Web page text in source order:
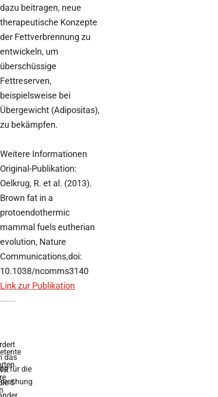
dazu beitragen, neue
therapeutische Konzepte
der Fettverbrennung zu
entwickeln, um
überschüssige
Fettreserven,
beispielsweise bei
Übergewicht (Adipositas),
zu bekämpfen.
Weitere Informationen
Original-Publikation:
Oelkrug, R. et al. (2013).
Brown fat in a
protoendothermic
mammal fuels eutherian
evolution, Nature
Communications,doi:
10.1038/ncomms3140
Link zur Publikation
für die
das
5